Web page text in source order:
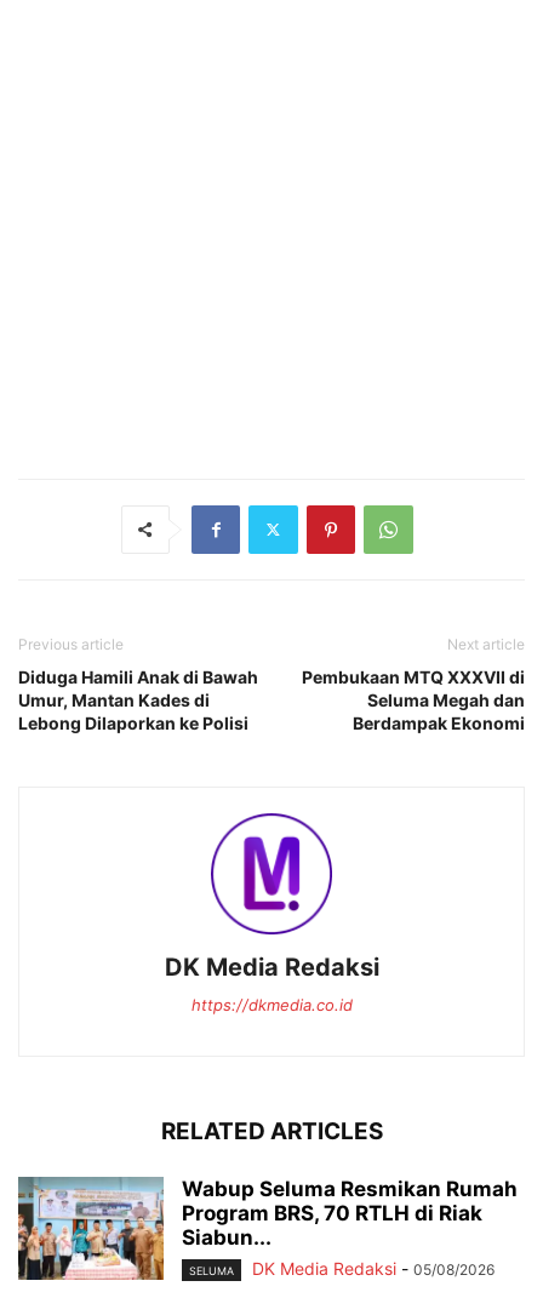
Previous article
Diduga Hamili Anak di Bawah
Umur, Mantan Kades di
Lebong Dilaporkan ke Polisi
Next article
Pembukaan MTQ XXXVII di
Seluma Megah dan
Berdampak Ekonomi
DK Media Redaksi
https://dkmedia.co.id
RELATED ARTICLES
Wabup Seluma Resmikan Rumah
Program BRS, 70 RTLH di Riak
Siabun...
SELUMA DK Media Redaksi - 05/08/2026